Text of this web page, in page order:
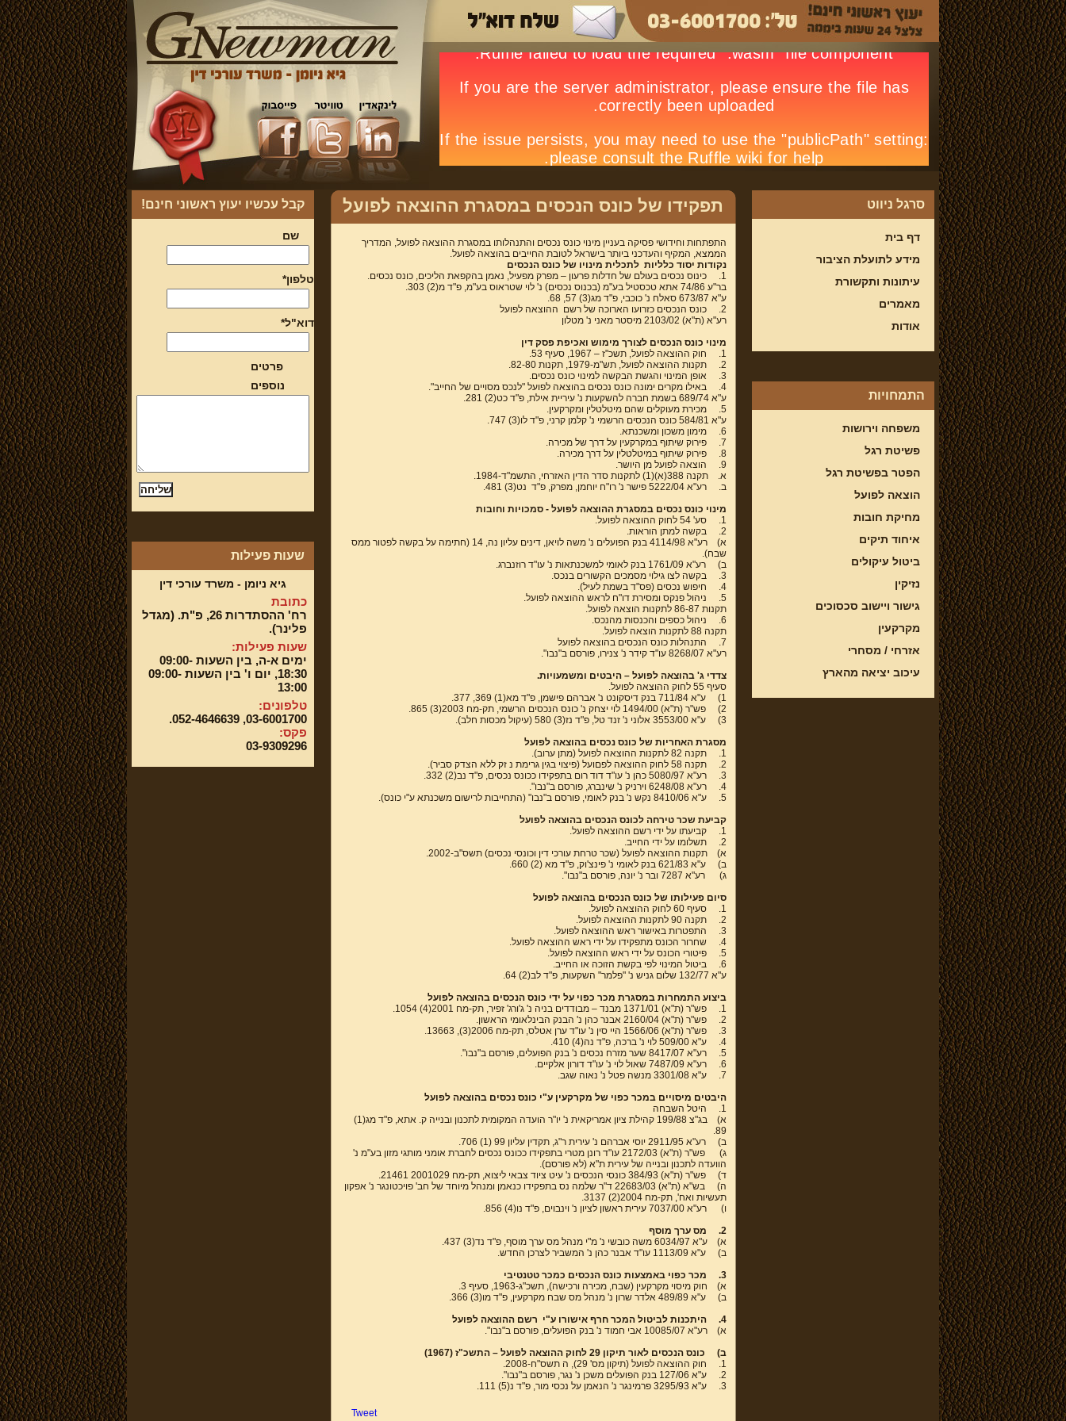
סרגל ניווט
דף בית
מידע לתועלת הציבור
עיתונות ותקשורת
מאמרים
אודות
התמחויות
משפחה וירושות
פשיטת רגל
הפטר בפשיטת רגל
הוצאה לפועל
מחיקת חובות
איחוד תיקים
ביטול עיקולים
נזיקין
גישור ויישוב סכסוכים
מקרקעין
אזרחי / מסחרי
עיכוב יציאה מהארץ
תפקידו של כונס הנכסים במסגרת ההוצאה לפועל
התפתחות וחידושי פסיקה בעניין מינוי כונס נכסים והתנהלותו במסגרת ההוצאה לפועל, המדריך
הממצא, המקיף והעדכני ביותר בישראל לטובת החייבים בהוצאה לפועל.
נקודות יסוד כלליות לתכלית מינויו של כונס הנכסים
1.
כינוס נכסים בעולם של חדלות פרעון – מפרק מפעיל, נאמן בהקפאת הליכים, כונס נכסים.
בר"ע 74/86 אתא טכסטיל בע"מ (בכנוס נכסים) נ' לוי שטראוס בע"מ, פ"ד מ(2) 303.
ע"א 673/87 סאלח נ' כוכבי, פ"ד מג(3) 57, 68.
2.
כונס הנכסים כזרועו הארוכה של רשם ההוצאה לפועל
רע"א (ת"א) 2103/02 מיסטר מאני נ' מטלון
מינוי כונס הנכסים לצורך מימוש ואכיפת פסק דין
1.
חוק ההוצאה לפועל, תשכ"ז – 1967, סעיף 53.
2.
תקנות ההוצאה לפועל, תש"מ-1979, תקנות 82-80.
3.
אופן המינוי והגשת הבקשה למינוי כונס נכסים.
4.
באילו מקרים ימונה כונס נכסים בהוצאה לפועל "לנכס מסויים של החייב".
ע"א 689/74 בשמת חברה להשקעות נ' עיריית אילת, פ"ד כט(2) 281.
5.
מכירת מעוקלים שהם מיטלטלין ומקרקעין.
ע"א 584/81 כונס הנכסים הרשמי נ' קלמן קרני, פ"ד לו(3) 747.
6.
מימון משכון ומשכנתא.
7.
פירוק שיתוף במקרקעין על דרך של מכירה.
8.
פירוק שיתוף במיטלטלין על דרך מכירה.
9.
הוצאה לפועל מן היושר.
א.תקנה 388(א)(1) לתקנות סדר הדין האזרחי, התשמ"ד-1984.
ב.רע"א 5222/04 פישר נ' רו"ח יוחמן, מפרק, פ"ד נט(3) 481.
מינוי כונס נכסים במסגרת ההוצאה לפועל - סמכויות וחובות
1.
סע' 54 לחוק ההוצאה לפועל.
2.
בקשה למתן הוראות.
א)
רע"א 4114/98 בנק הפועלים נ' משה לויאן, דינים עליון נה, 14 (חתימה על בקשה לפטור ממס
שבח).
ב)רע"א 1761/09 בנק לאומי למשכנתאות נ' עו"ד רוזנברג.
3.
בקשה לצו גילוי מסמכים הקשורים בנכס.
4.
חיפוש נכסים (פס"ד בשמת לעיל).
5.
ניהול פנקס ומסירת דו"ח לראש ההוצאה לפועל.
תקנות 86-87 לתקנות הוצאה לפועל.
6.
ניהול כספים והכנסות מהנכס.
תקנה 88 לתקנות הוצאה לפועל.
7.
התנהלות כונס הנכסים בהוצאה לפועל
רע"א 8268/07 עו"ד קידר נ' צנירו, פורסם ב"נבו".
צדדי ג' בהוצאה לפועל – היבטים ומשמעויות.
סעיף 55 לחוק ההוצאה לפועל.
1)
ע"א 711/84 בנק דיסקונט נ' אברהם פישמן, פ"ד מא(1) 369, 377.
2)
פש"ר (ת"א) 1494/00 לוי יצחק נ' כונס הנכסים הרשמי, תק-מח 2003(3) 865.
3)
ע"א 3553/00 אלוני נ' זנד טל, פ"ד נז(3) 580 (עיקול מכסות חלב).
מסגרת האחריות של כונס נכסים בהוצאה לפועל
1.
תקנה 82 לתקנות ההוצאה לפועל (מתן ערוב).
2.
תקנה 58 לחוק ההוצאה לפםועל (פיצוי בגין גרימת נ זק ללא הצדק סביר).
3.
רע"א 5080/97 כהן נ' עו"ד דוד רום בתפקידו ככונס נכסים, פ"ד נב(2) 332.
4.
רע"א 6248/08 וירניק נ' שינברג, פורסם ב"נבו".
5.
ע"א 8410/06 נקש נ' בנק לאומי, פורסם ב"נבו" (התחייבות לרישום משכנתא ע"י כונס).
קביעת שכר טירחה לכונס הנכסים בהוצאה לפועל
1.
קביעתו על ידי רשם ההוצאה לפועל.
2.
תשלומו על ידי החייב.
א)תקנות ההוצאה לפועל (שכר טרחת עורכי דין וכונסי נכסים) תשס"ב-2002.
ב)ע"א 621/83 בנק לאומי נ' פינצ'וק, פ"ד מא (2) 660.
ג)רע"א 7287 ובר נ' יונה, פורסם ב"נבו".
סיום פעילותו של כונס הנכסים בהוצאה לפועל
1.
סעיף 60 לחוק ההוצאה לפועל.
2.
תקנה 90 לתקנות ההוצאה לפועל.
3.
התפטרות באישור ראש ההוצאה לפועל.
4.
שחרור הכונס מתפקידו על ידי ראש ההוצאה לפועל.
5.
פיטורי הכונס על ידי ראש ההוצאה לפועל.
6.
ביטול המינוי לפי בקשת הזוכה או החייב.
ע"א 132/77 שלום גניש נ' "פלמר" השקעות, פ"ד לב(2) 64.
ביצוע התמחרות במסגרת מכר כפוי על ידי כונס הנכסים בהוצאה לפועל
1.
פש"ר (ת"א) 1371/01 מבנד – מבודדים בניה נ' ג'ורג' זפיר, תק-מח 2001(4) 1054.
2.
פש"ר (ת"א) 2160/04 אבנר כהן נ' הבנק הבינלאומי הראשון.
3.
פש"ר (ת"א) 1566/06 היי סין נ' עו"ד ערן אטלס, תק-מח 2006(3), 13663.
4.
ע"א 509/00 לוי נ' ברכה, פ"ד נה(4) 410.
5.
רע"א 8417/07 שער מזרח נכסים נ' בנק הפועלים, פורסם ב"נבו".
6.
רע"א 7487/09 שאול לוי נ' עו"ד דורון אלקיים.
7.
ע"א 3301/08 מנשה פטל נ' נאוה שגב.
היבטים מיסויים במכר כפוי של מקרקעין ע"י כונס נכסים בהוצאה לפועל
1.
היטל השבחה
א)
בג"צ 199/88 קהילת ציון אמריקאית נ' יו"ר הועדה המקומית לתכנון ובנייה ק. אתא, פ"ד מג(1)
89.
ב)רע"א 2911/95 יוסי אברהם נ' עירית ר"ג, תקדין עליון 99 (1) 706.
ג)
פש"ר (ת"א) 2172/03 עו"ד רונן מטרי בתפקידו ככונס נכסים לחברת אומני מותגי מזון בע"מ נ'
הוועדה לתכנון ובנייה של עירית ת"א (לא פורסם).
ד)פש"ר (ת"א) 384/93 כונסי הנכסים נ' עיט ציוד צבאי ליצוא, תק-מח 2001029 21461.
ה)
בש"א (ת"א) 22683/03 ד"ר שלמה נס בתפקידו כנאמן ומנהל מיוחד של חב' פויכטונגר נ' אפקון
תעשיות ואח', תק-מח 2004(2) 3137.
ו)רע"א 7037/00 עירית ראשון לציון נ' וינבוים, פ"ד נו(4) 856.
2.
מס ערך מוסף
א)ע"א 6034/97 משה כובשי נ' מ"י מנהל מס ערך מוסף, פ"ד נד(3) 437.
ב)ע"א 1113/09 עו"ד אבנר כהן נ' המשביר לצרכן החדש.
3.
מכר כפוי באמצעות כונס הנכסים כמכר טטנטיבי
א) חוק מיסוי מקרקעין (שבח, מכירה ורכישה), תשכ"ג-1963, סעיף 3.
ב)ע"א 489/89 אלדר שרון נ' מנהל מס שבח מקרקעין, פ"ד מו(3) 366.
4.
היתכנות לביטול המכר חרף אישורו ע"י רשם ההוצאה לפועל
א)רע"א 10085/07 אבי חמוד נ' בנק הפועלים, פורסם ב"נבו".
ב) כונס הנכסים לאור תיקון 29 לחוק ההוצאה לפועל – התשכ"ז (1967)
1.
חוק ההוצאה לפועל (תיקון מס' 29), ה תשס"ח-2008.
2.
ע"א 127/06 בנק הפועלים משכן נ' נגר, פורסם ב"נבו".
3.
ע"א 3295/93 פרמינגר נ' הנאמן על נכסי מור, פ"ד נ(5) 111.
Tweet
קבל עכשיו יעוץ ראשוני חינם!
שם
טלפון*
דוא"ל*
פרטים
נוספים
שעות פעילות
גיא ניומן - משרד עורכי דין
כתובת
רח' ההסתדרות 26, פ"ת. (מגדל
פלינר).
שעות פעילות:
ימים א-ה, בין השעות 09:00-
18:30, יום ו' בין השעות 09:00-
13:00
טלפונים:
03-6001700, 052-4646639.
פקס:
03-9309296